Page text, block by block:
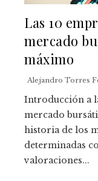
Las 10
mercado
máximo
Alejandro Torres
Introducción a
mercado
historia de los
determinadas
valoraciones...